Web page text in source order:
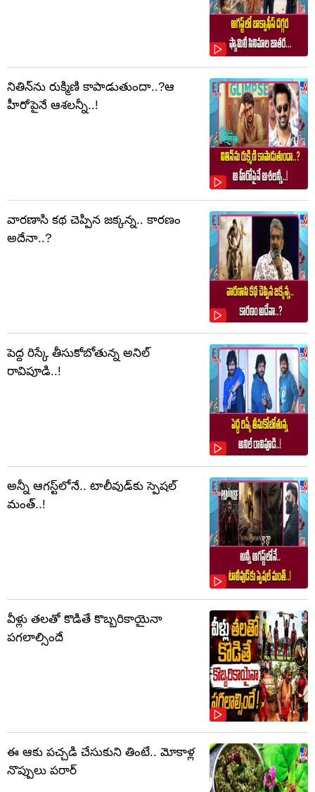
నితిన్‌ను రుక్మిణి కాపాడుతుందా..?ఆ
హీరోపైనే ఆశలన్నీ..!
వారణాసి కథ చెప్పిన జక్కన్న.. కారణం
అదేనా..?
పెద్ద రిస్కే తీసుకోబోతున్న అనిల్
రావిపూడి..!
అన్నీ ఆగస్ట్‌లోనే.. టాలీవుడ్‌కు స్పెషల్
మంత్..!
వీళ్లు తలతో కొడితే కొబ్బరికాయైనా
పగలాల్సిందే
ఈ ఆకు పచ్చడి చేసుకుని తింటే.. మోకాళ్ల
నొప్పులు పరార్‌